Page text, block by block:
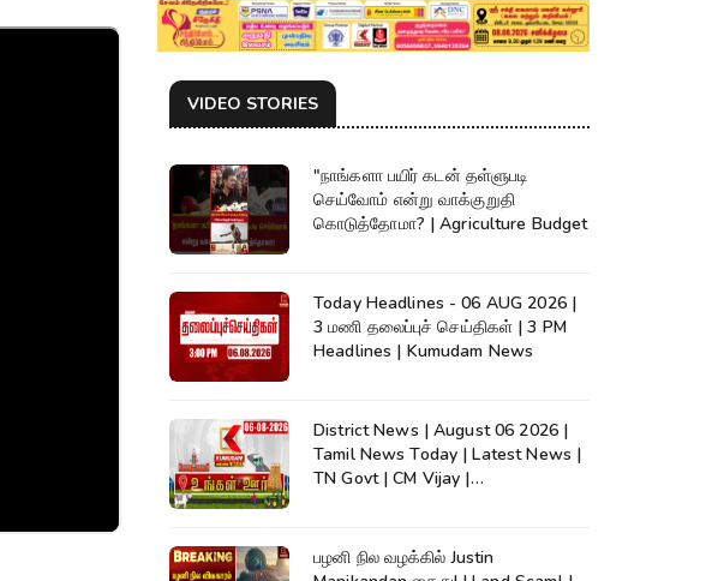
VIDEO STORIES
"நாங்களா பயிர் கடன் தள்ளுபடி
செய்வோம் என்று வாக்குறுதி
கொடுத்தோமா? | Agriculture Budget
Today Headlines - 06 AUG 2026 |
3 மணி தலைப்புச் செய்திகள் | 3 PM
Headlines | Kumudam News
District News | August 06 2026 |
Tamil News Today | Latest News |
TN Govt | CM Vijay |
பழனி நில வழக்கில் Justin